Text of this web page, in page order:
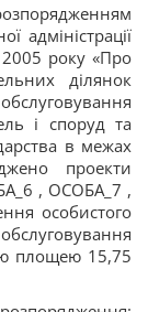
адміністрації
2005 року «Про
ділянок
і споруд та
в межах
проекти
, ОСОБА_7 ,
особистого
площею 15,75